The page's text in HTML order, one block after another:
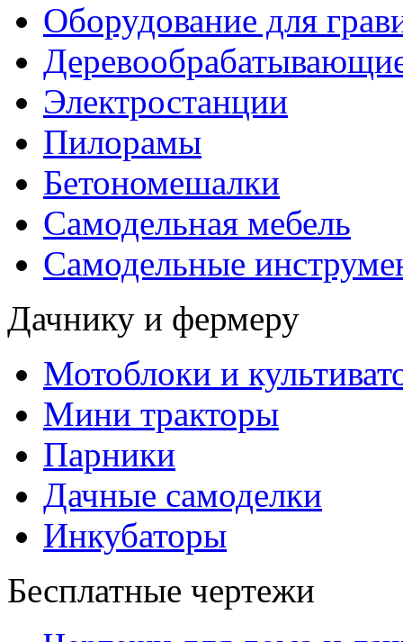
Оборудование для
Электростанции
Пилорамы
Бетономешалки
Самодельная мебель
Самодельные
Дачнику и фермеру
Мотоблоки и
Мини тракторы
Парники
Дачные самоделки
Инкубаторы
Бесплатные чертежи